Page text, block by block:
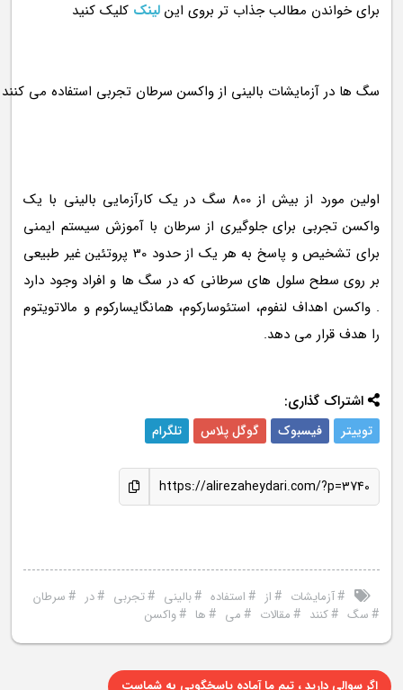
برای خواندن مطالب جذاب تر بروی اینلینک کلیک کنید
اولین مورد از بیش از 800 سگ در یک کارآزمایی بالینی با یک
واکسن تجربی برای جلوگیری از سرطان با آموزش سیستم ایمنی
برای تشخیص و پاسخ به هر یک از حدود 30 پروتئین غیر طبیعی
بر روی سطح سلول های سرطانی که در سگ ها و افراد وجود دارد
. واکسن اهداف لنفوم، استئوسارکوم، همانگایسارکوم و مالاتویتوم
را هدف قرار می دهد.
اشتراک گذاری:
توییتر فیسبوک گوگل پلاس تلگرام
https://alirezaheydari.com/?p=3740
#آزمایشات #از #استفاده #بالینی #تجربی #در #سرطان
#سگ #کنند #مقالات #می #ها #واکسن
اگر سوالی دارید ، تیم ما آماده پاسخگویی به شماست